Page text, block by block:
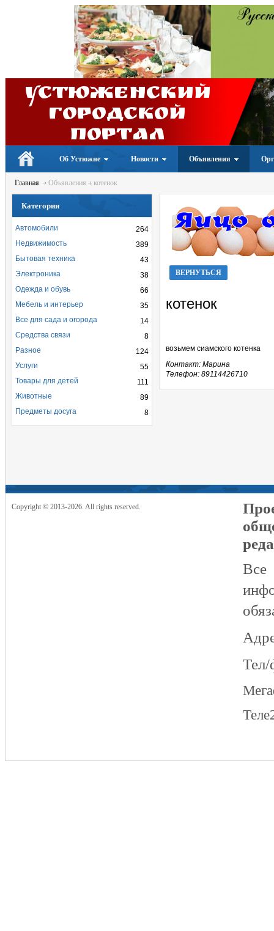
Устюженский
Городской
портал
Об Устюжне Новости Объявления
Главная Объявления котенок
ВЕРНУТЬСЯ
котенок
возьмем сиамского котенка
Контакт: Марина
Телефон: 89114426710
Категории
264
Автомобили
389
Недвижимость
43
Бытовая техника
38
Электроника
66
Одежда и обувь
35
Мебель и интерьер
14
Все для сада и огорода
8
Средства связи
124
Разное
55
Услуги
111
Товары для детей
89
Животные
8
Предметы досуга
Copyright © 2013-2026. All rights reserved.